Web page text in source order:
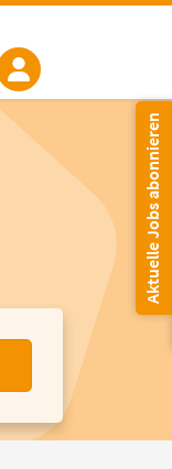
Aktuelle Jobs abonnieren